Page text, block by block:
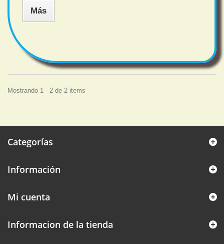
Más
Mostrando 1 - 2 de 2 items
Categorías
Información
Mi cuenta
Informacion de la tienda